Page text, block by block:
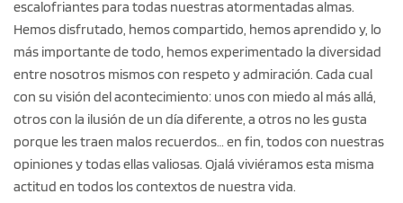
escalofriantes para todas nuestras atormentadas almas.
Hemos disfrutado, hemos compartido, hemos aprendido y, lo
más importante de todo, hemos experimentado la diversidad
entre nosotros mismos con respeto y admiración. Cada cual
con su visión del acontecimiento: unos con miedo al más allá,
otros con la ilusión de un día diferente, a otros no les gusta
porque les traen malos recuerdos… en fin, todos con nuestras
opiniones y todas ellas valiosas. Ojalá viviéramos esta misma
actitud en todos los contextos de nuestra vida.